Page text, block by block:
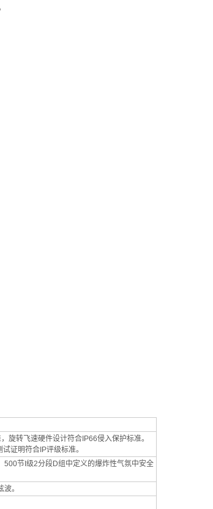
旋转飞速硬件设计符合IP66侵入保护标准。
证明符合IP评级标准。
节I级2分段D组中定义的爆炸性气氛中安全
波。